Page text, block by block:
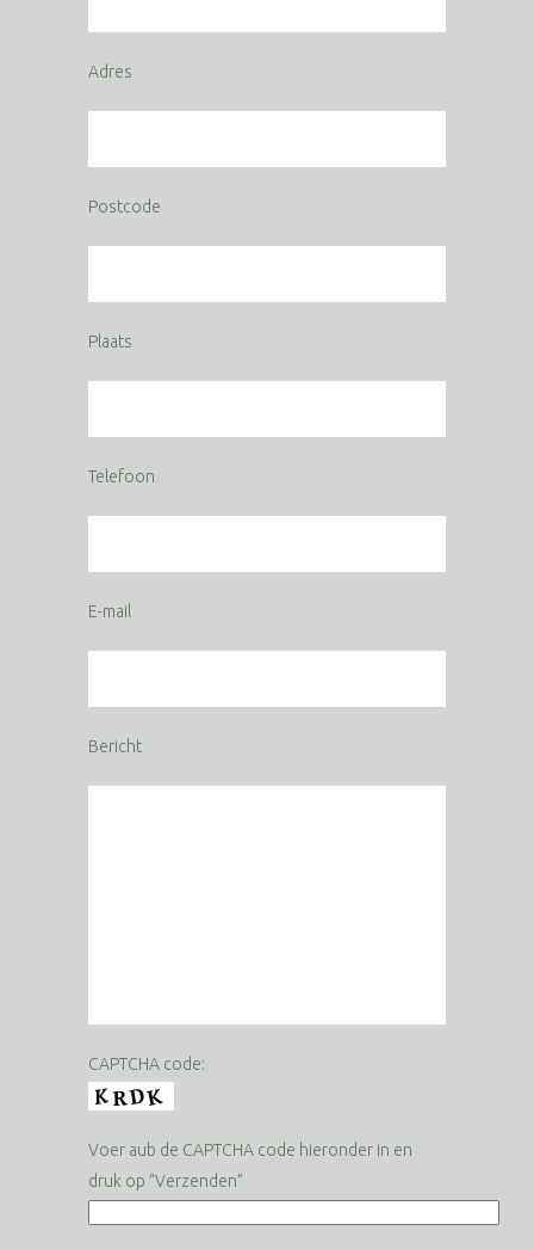
Adres
Postcode
Plaats
Telefoon
E-mail
Bericht
CAPTCHA code:
Voer aub de CAPTCHA code hieronder in en
druk op “Verzenden”